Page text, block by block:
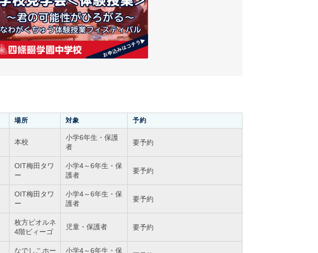
場所 対象 予約
本校
小学6年生・保護
者
要予約
OIT梅田タワ
ー
小学4～6年生・保
護者
要予約
OIT梅田タワ
ー
小学4～6年生・保
護者
要予約
枚方ビオルネ
4階ビィーゴ
児童・保護者 要予約
なでしこホー
小学4～6年生・保